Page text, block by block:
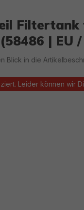
| EU /
Blick in die
Leider können wir